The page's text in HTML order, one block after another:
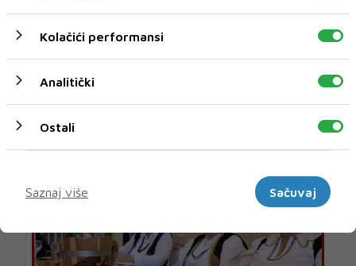
GASTRO
Kolačići performansi
Analitički
Ostali
Saznaj više
Sačuvaj